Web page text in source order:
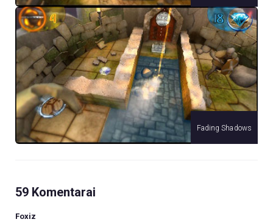
Fading Shadows
59 Komentarai
Foxiz